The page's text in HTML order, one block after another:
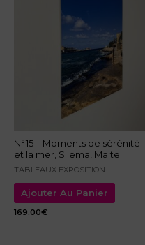
N°15 – Moments de sérénité
et la mer, Sliema, Malte
TABLEAUX EXPOSITION
Ajouter Au Panier
169.00€